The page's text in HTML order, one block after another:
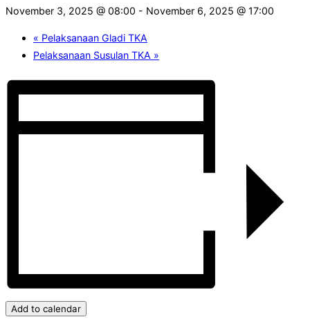
November 3, 2025 @ 08:00 - November 6, 2025 @ 17:00
« Pelaksanaan Gladi TKA
Pelaksanaan Susulan TKA »
Add to calendar